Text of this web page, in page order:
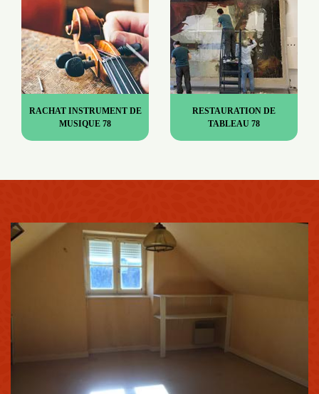
RACHAT INSTRUMENT DE
MUSIQUE 78
RESTAURATION DE
TABLEAU 78